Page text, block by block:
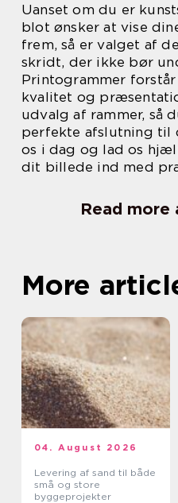
Uanset om du er
blot ønsker at vise
frem, så er valget af
skridt, der ikke bør
Printogrammer
kvalitet og
udvalg af rammer, så
perfekte afslutning til
os i dag og lad os
dit billede ind med
Read more
More
04. August 2026
Levering af sand til både
små og store
byggeprojekter